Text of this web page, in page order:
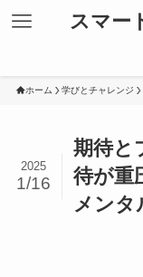
スマー
ホーム 学びとチャレンジ
期待と
待が重
メンタ
2025
1/16